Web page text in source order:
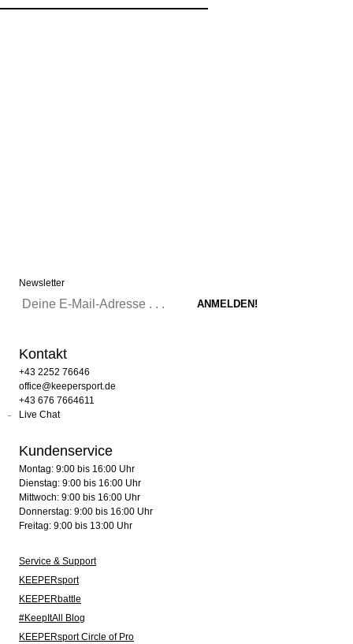
Newsletter
Kontakt
+43 2252 76646
office@keepersport.de
+43 676 7664611
Live Chat
Kundenservice
Montag: 9:00 bis 16:00 Uhr
Dienstag: 9:00 bis 16:00 Uhr
Mittwoch: 9:00 bis 16:00 Uhr
Donnerstag: 9:00 bis 16:00 Uhr
Freitag: 9:00 bis 13:00 Uhr
Service & Support
KEEPERsport
KEEPERbattle
#KeepItAll Blog
KEEPERsport Circle of Pro